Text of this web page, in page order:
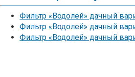
Фильтр «Водолей» дачный
Фильтр «Водолей» дачный
Фильтр «Водолей» дачный